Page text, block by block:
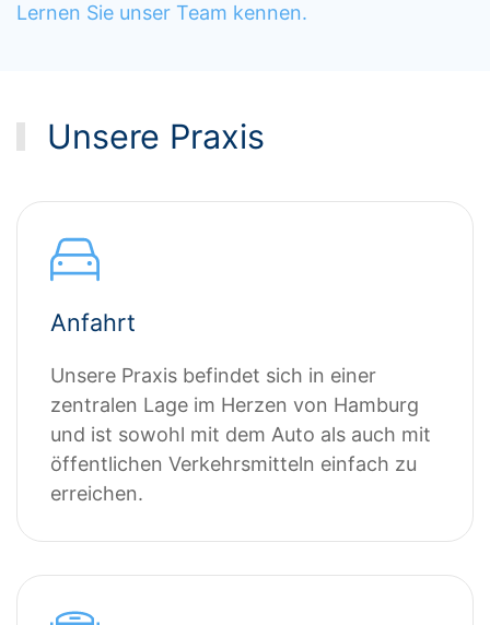
Lernen Sie unser Team kennen.
Unsere Praxis
Anfahrt
Unsere Praxis befindet sich in einer
zentralen Lage im Herzen von Hamburg
und ist sowohl mit dem Auto als auch mit
öffentlichen Verkehrsmitteln einfach zu
erreichen.